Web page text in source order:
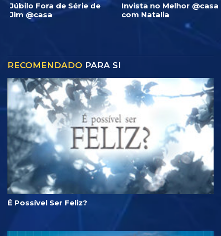
Júbilo Fora de Série de
Jim @casa
Invista no Melhor @casa
com Natalia
RECOMENDADO PARA SI
É Possível Ser Feliz?